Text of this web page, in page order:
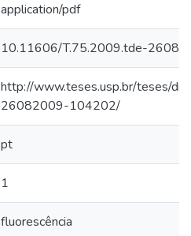
application/pdf
10.11606/T.75.2009.tde-
http://www.teses.usp.br/teses/
26082009-104202/
pt
1
fluorescência